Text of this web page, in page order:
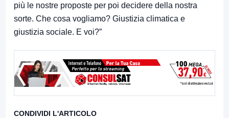
più le nostre proposte per poi decidere della nostra
sorte. Che cosa vogliamo? Giustizia climatica e
giustizia sociale. E voi?”
CONDIVIDI L'ARTICOLO